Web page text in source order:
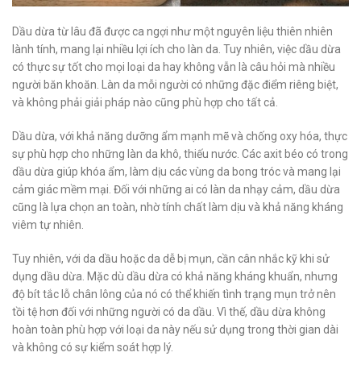
Dầu dừa từ lâu đã được ca ngợi như một nguyên liệu thiên nhiên
lành tính, mang lại nhiều lợi ích cho làn da. Tuy nhiên, việc dầu dừa
có thực sự tốt cho mọi loại da hay không vẫn là câu hỏi mà nhiều
người băn khoăn. Làn da mỗi người có những đặc điểm riêng biệt,
và không phải giải pháp nào cũng phù hợp cho tất cả.
Dầu dừa, với khả năng dưỡng ẩm mạnh mẽ và chống oxy hóa, thực
sự phù hợp cho những làn da khô, thiếu nước. Các axit béo có trong
dầu dừa giúp khóa ẩm, làm dịu các vùng da bong tróc và mang lại
cảm giác mềm mại. Đối với những ai có làn da nhạy cảm, dầu dừa
cũng là lựa chọn an toàn, nhờ tính chất làm dịu và khả năng kháng
viêm tự nhiên.
Tuy nhiên, với da dầu hoặc da dễ bị mụn, cần cân nhắc kỹ khi sử
dụng dầu dừa. Mặc dù dầu dừa có khả năng kháng khuẩn, nhưng
độ bít tắc lỗ chân lông của nó có thể khiến tình trạng mụn trở nên
tồi tệ hơn đối với những người có da dầu. Vì thế, dầu dừa không
hoàn toàn phù hợp với loại da này nếu sử dụng trong thời gian dài
và không có sự kiểm soát hợp lý.